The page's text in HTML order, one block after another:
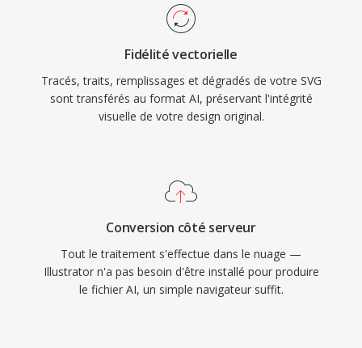
Fidélité vectorielle
Tracés, traits, remplissages et dégradés de votre SVG
sont transférés au format AI, préservant l'intégrité
visuelle de votre design original.
Conversion côté serveur
Tout le traitement s'effectue dans le nuage —
Illustrator n'a pas besoin d'être installé pour produire
le fichier AI, un simple navigateur suffit.